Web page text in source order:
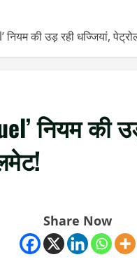
की उड़ रही धज्जियां,
नियम की
Share Now